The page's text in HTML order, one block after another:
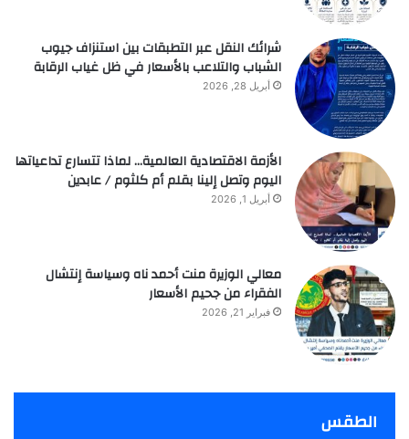
شرائك النقل عبر التطبقات بين استنزاف جيوب
الشباب والتلاعب بالأسعار في ظل غياب الرقابة
أبريل 28, 2026
الأزمة الاقتصادية العالمية… لماذا تتسارع تداعياتها
اليوم وتصل إلينا بقلم أم كلثوم / عابدين
أبريل 1, 2026
معالي الوزيرة منت أحمد ناه وسياسة إنتشال
الفقراء من جحيم الأسعار
فبراير 21, 2026
الطقس